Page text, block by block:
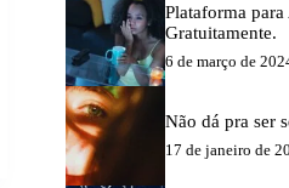
Plataforma
Gratuitamente.
6 de março de
Não dá pra ser
17 de janeiro de